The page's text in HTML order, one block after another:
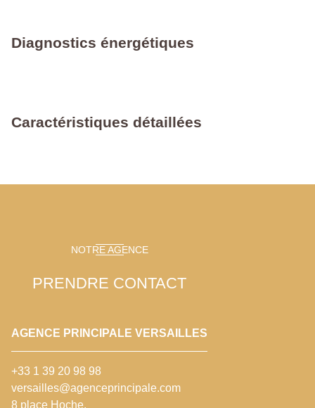
Diagnostics énergétiques
Caractéristiques détaillées
NOTRE AGENCE
PRENDRE CONTACT
AGENCE PRINCIPALE VERSAILLES
+33 1 39 20 98 98
versailles@agenceprincipale.com
8 place Hoche,